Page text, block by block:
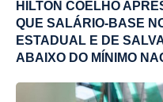
HILTON COELHO
QUE SALÁRIO-BASE
ESTADUAL E DE
ABAIXO DO MÍNIMO